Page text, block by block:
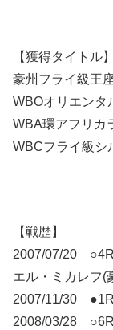
【獲得タイトル】
豪州フライ級王
WBOオリエンタ
WBA環アフリカ
WBCフライ級シ
【戦歴】
2007/07/20
エル・ミカレフ(
2007/11/30
2008/03/28